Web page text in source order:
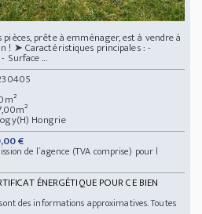
prête à emménager, est à vendre à
! ➤ Caractéristiques principales : -
Surface ...
Hongrie
€
de l´agence (TVA comprise) pour l
ÉNERGÉTIQUE POUR CE BIEN
des informations approximatives. Toutes